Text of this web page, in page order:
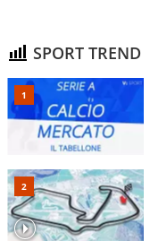
SPORT TREND